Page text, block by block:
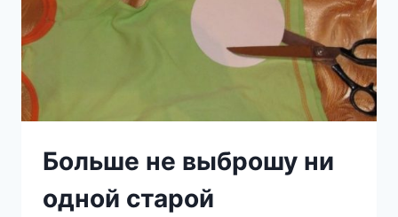
Больше не выброшу ни
одной старой